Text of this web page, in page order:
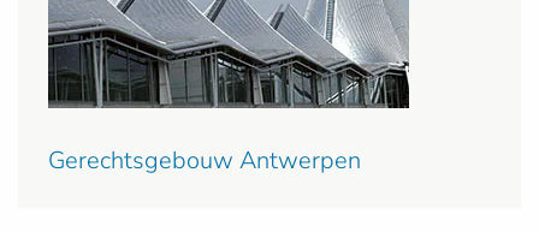
Gerechtsgebouw Antwerpen